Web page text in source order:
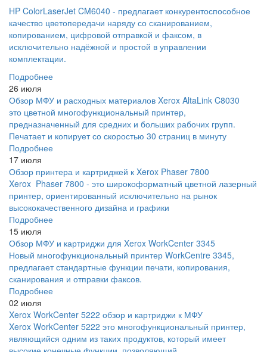
HP ColorLaserJet CM6040 - предлагает конкурентоспособное
качество цветопередачи наряду со сканированием,
копированием, цифровой отправкой и факсом, в
исключительно надёжной и простой в управлении
комплектации.
Подробнее
26 июля
Обзор МФУ и расходных материалов Xerox AltaLink C8030
это цветной многофункциональный принтер,
предназначенный для средних и больших рабочих групп.
Печатает и копирует со скоростью 30 страниц в минуту
Подробнее
17 июля
Обзор принтера и картриджей к Xerox Phaser 7800
Xerox Phaser 7800 - это широкоформатный цветной лазерный
принтер, ориентированный исключительно на рынок
высококачественного дизайна и графики
Подробнее
15 июля
Обзор МФУ и картриджи для Xerox WorkCenter 3345
Новый многофункциональный принтер WorkCentre 3345,
предлагает стандартные функции печати, копирования,
сканирования и отправки факсов.
Подробнее
02 июля
Xerox WorkCenter 5222 обзор и картриджи к МФУ
Xerox WorkCenter 5222 это многофункциональный принтер,
являющийся одним из таких продуктов, который имеет